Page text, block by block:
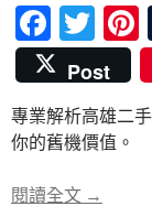
F
ac
e
b
o
o
T
w
itt
er
Post
專業解析高雄二
你的舊機價值。
閱讀全文 如何選
→